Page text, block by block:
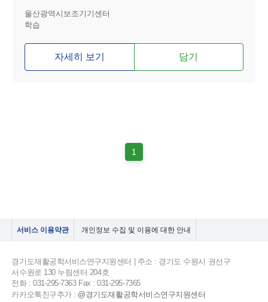
울산광역시보조기기센터
학습
자세히 보기 담기
1
서비스 이용약관 개인정보 수집 및 이용에 대한 안내
경기도재활공학서비스연구지원센터 | 주소 : 경기도 수원시 권선구
서수원로 130 누림센터 204호
전화 : 031-295-7363 Fax : 031-295-7365
카카오톡친구추가 : @경기도재활공학서비스연구지원센터